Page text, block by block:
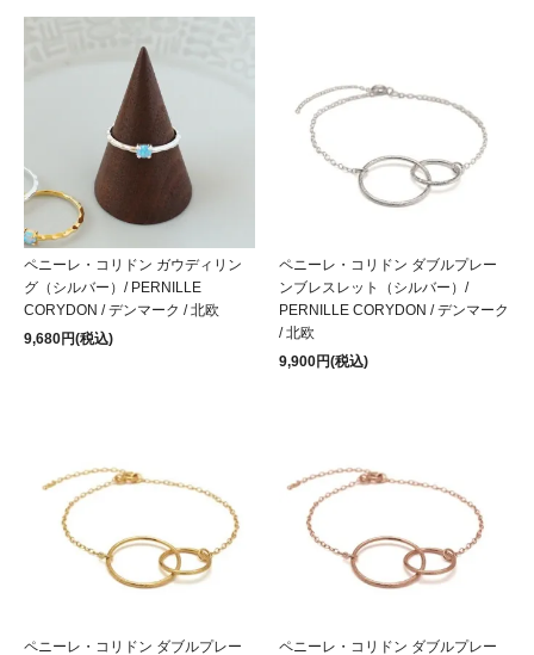
ペニーレ・コリドン ガウディリン
グ（シルバー）/ PERNILLE
CORYDON / デンマーク / 北欧
9,680円(税込)
ペニーレ・コリドン ダブルプレー
ンブレスレット（シルバー）/
PERNILLE CORYDON / デンマーク
/ 北欧
9,900円(税込)
ペニーレ・コリドン ダブルプレー
ペニーレ・コリドン ダブルプレー